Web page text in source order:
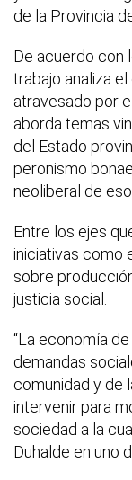
de la Provincia
De acuerdo con
trabajo analiza
atravesado por
aborda temas
del Estado
peronismo
neoliberal de
Entre los ejes
iniciativas como
sobre
justicia social.
“La economía
demandas
comunidad y de
intervenir para
sociedad a la
Duhalde en uno